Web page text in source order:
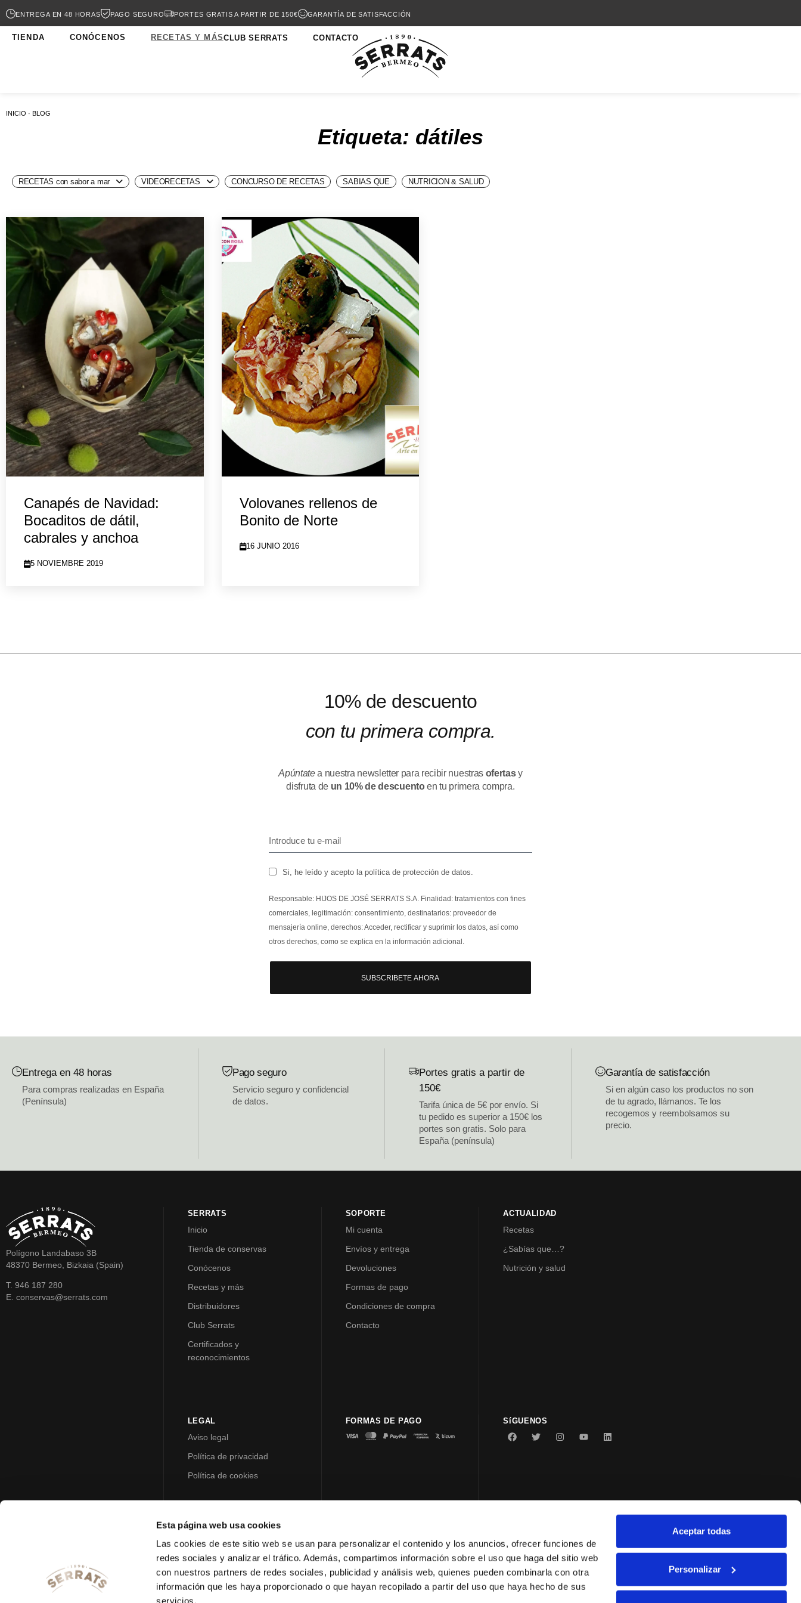
Esta página web usa cookies
Las cookies de este sitio web se usan para personalizar el contenido y los anuncios, ofrecer funciones de
redes sociales y analizar el tráfico. Además, compartimos información sobre el uso que haga del sitio web
con nuestros partners de redes sociales, publicidad y análisis web, quienes pueden combinarla con otra
información que les haya proporcionado o que hayan recopilado a partir del uso que haya hecho de sus
servicios.
Aceptar todas
Personalizar
ENTREGA EN 48 HORAS PAGO SEGURO PORTES GRATIS A PARTIR DE 150€ GARANTÍA DE SATISFACCIÓN
TIENDA CONÓCENOS RECETAS Y MÁSCLUB SERRATS CONTACTO
INICIO · BLOG
Etiqueta: dátiles
RECETAS con sabor a mar VIDEORECETAS CONCURSO DE RECETAS SABIAS QUE NUTRICION & SALUD
Canapés de Navidad:
Bocaditos de dátil,
cabrales y anchoa
5 NOVIEMBRE 2019
Volovanes rellenos de
Bonito de Norte
16 JUNIO 2016
10% de descuento
con tu primera compra.
Apúntatea nuestra newsletter para recibir nuestras ofertasy
disfruta de un 10% de descuentoen tu primera compra.
Si, he leído y acepto la política de protección de datos.
Responsable: HIJOS DE JOSÉ SERRATS S.A. Finalidad: tratamientos con fines
comerciales, legitimación: consentimiento, destinatarios: proveedor de
mensajería online, derechos: Acceder, rectificar y suprimir los datos, así como
otros derechos, como se explica en la información adicional.
SUBSCRIBETE AHORA
Entrega en 48 horas
Para compras realizadas en España
(Península)
Pago seguro
Servicio seguro y confidencial
de datos.
Portes gratis a partir de
150€
Tarifa única de 5€ por envío. Si
tu pedido es superior a 150€ los
portes son gratis. Solo para
España (península)
Garantía de satisfacción
Si en algún caso los productos no son
de tu agrado, llámanos. Te los
recogemos y reembolsamos su
precio.
Polígono Landabaso 3B
48370 Bermeo, Bizkaia (Spain)
T. 946 187 280
E. conservas@serrats.com
SERRATS
Inicio
Tienda de conservas
Conócenos
Recetas y más
Distribuidores
Club Serrats
Certificados y
reconocimientos
SOPORTE
Mi cuenta
Envíos y entrega
Devoluciones
Formas de pago
Condiciones de compra
Contacto
ACTUALIDAD
Recetas
¿Sabías que…?
Nutrición y salud
LEGAL
Aviso legal
Política de privacidad
Política de cookies
FORMAS DE PAGO SíGUENOS
© 2023 Conservas Serrats